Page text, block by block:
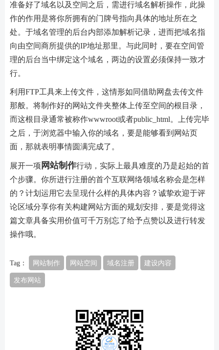
准备好了域名以及空间之后，需进行域名解析操作，此操
作的作用是将你所拥有的门牌号指向具体的地址所在之
处。于域名管理的后台内部添加解析记录，进而把域名指
向由空间商所提供的IP地址那里。与此同时，要在空间管
理的后台当中绑定这个域名，两边的设置必须保持一致才
行。
利用FTP工具来上传文件，这情形如同借助网盘去传文件
那般。将制作好的网站文件夹整体上传至空间的根目录，
而这根目录通常被称作wwwroot或者public_html。上传完毕
之后，于浏览器中输入你的域名，要是能够看到网站页
面，那就表明事情圆满完成了。
展开一项 网站制作行动，实际上最具难度的乃是起始的首
个步骤。你所进行注册的首个互联网络领域名称会是怎样
的？计划运用它去呈现什么样的具体内容？诚挚欢迎于评
论区域分享你有关构建网站方面的规划安排，要是觉得这
篇文章具备实用价值可千万别忘了给予点赞以及进行转发
操作哦。
Tag： 网站制作 网站空间 域名注册 建设内容
发布网站